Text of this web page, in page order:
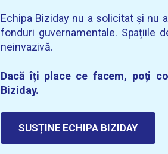
Echipa Biziday nu a solicitat și nu
fonduri guvernamentale. Spațiile
neinvazivă.
Dacă îți place ce facem, poți
Biziday.
SUSȚINE ECHIPA BIZIDAY